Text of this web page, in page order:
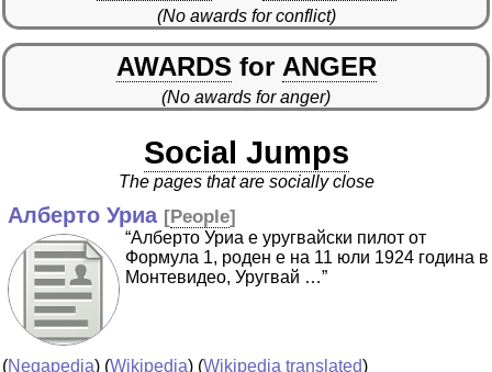
(No awards for conflict)
AWARDS for ANGER
(No awards for anger)
Social Jumps
The pages that are socially close
Алберто Уриа [People]
“Алберто Уриа е уругвайски пилот от
Формула 1, роден е на 11 юли 1924 година в
Монтевидео, Уругвай …”
(Negapedia) (Wikipedia) (Wikipedia translated)